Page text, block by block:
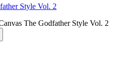
Style Vol. 2
The Godfather Style Vol. 2